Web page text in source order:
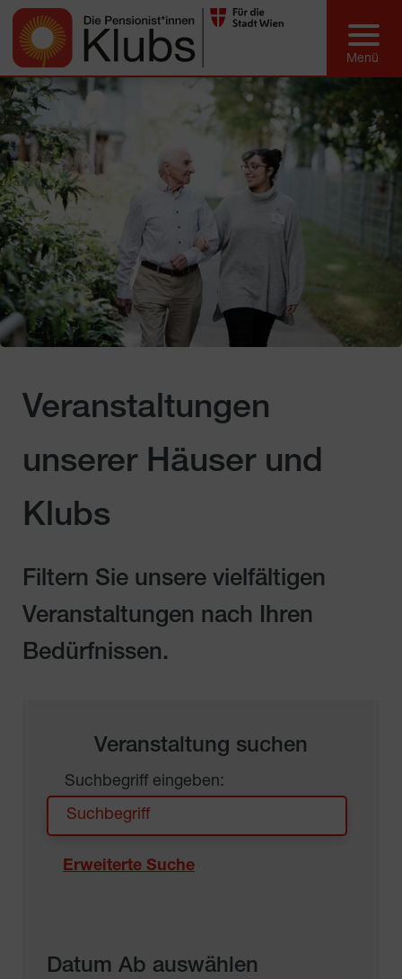
Veranstaltungen
unserer Häuser und
Klubs
Filtern Sie unsere vielfältigen
Veranstaltungen nach Ihren
Bedürfnissen.
Veranstaltung suchen
Suchbegriff eingeben:
Erweiterte Suche
Datum Ab auswählen